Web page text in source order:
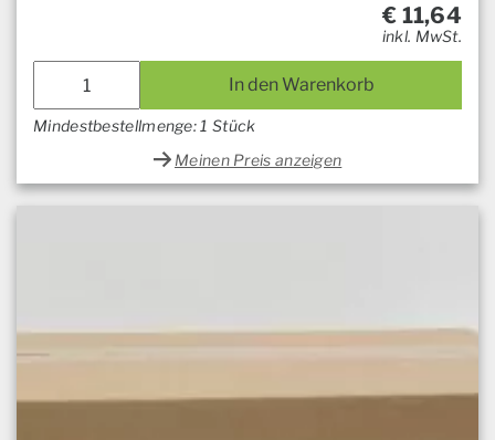
€ 11,64
inkl. MwSt.
In den Warenkorb
Mindestbestellmenge: 1 Stück
Meinen Preis anzeigen